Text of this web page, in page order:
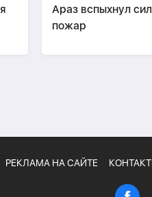
Араз вспыхнул
пожар
РЕКЛАМА НА САЙТЕ